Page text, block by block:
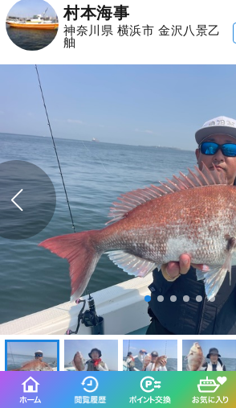
村本海事
神奈川県 横浜市 金沢八景乙
舳